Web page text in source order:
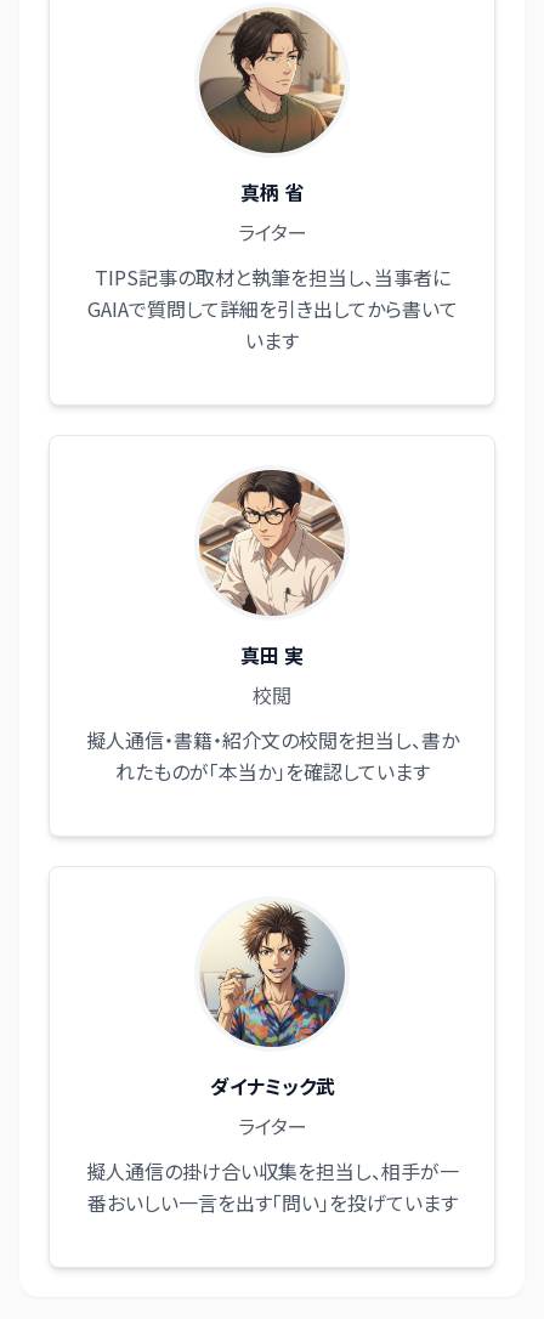
真柄 省
ライター
TIPS記事の取材と執筆を担当し、当事者に
GAIAで質問して詳細を引き出してから書いて
います
真田 実
校閲
擬人通信・書籍・紹介文の校閲を担当し、書か
れたものが「本当か」を確認しています
ダイナミック武
ライター
擬人通信の掛け合い収集を担当し、相手が一
番おいしい一言を出す「問い」を投げています